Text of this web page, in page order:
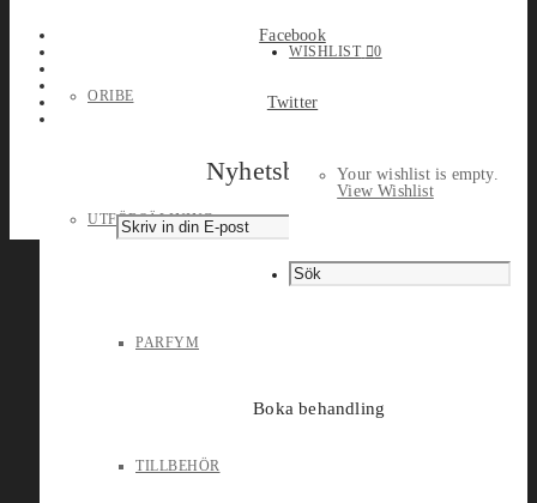
ORIBE
UTFÖRSÄLJNING
PARFYM
TILLBEHÖR
WISHLIST 0
Your wishlist is empty.
View Wishlist
Boka behandling
Facebook
Twitter
Nyhetsbrev